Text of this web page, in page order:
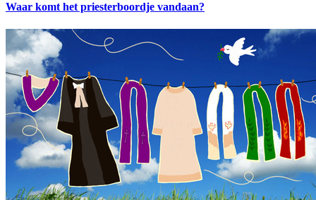
Waar komt het priesterboordje vandaan?